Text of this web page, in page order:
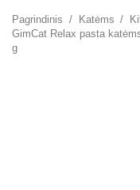
Pagrindinis / Katėms /
GimCat Relax pasta
g